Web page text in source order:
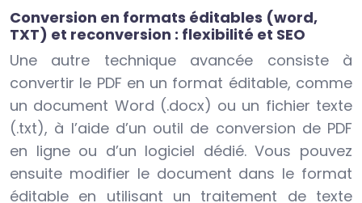
Conversion en formats éditables (word,
TXT) et reconversion : flexibilité et SEO
Une autre technique avancée consiste à
convertir le PDF en un format éditable, comme
un document Word (.docx) ou un fichier texte
(.txt), à l’aide d’un outil de conversion de PDF
en ligne ou d’un logiciel dédié. Vous pouvez
ensuite modifier le document dans le format
éditable en utilisant un traitement de texte